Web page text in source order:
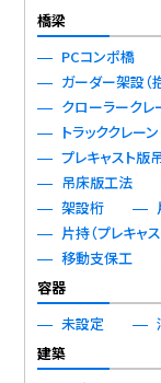
橋梁
PCコンポ橋
ガーダー架設（
クローラークレ
トラッククレーン
プレキャスト版
吊床版工法
架設桁
片持（プレキャ
移動支保工
容器
未設定
建築